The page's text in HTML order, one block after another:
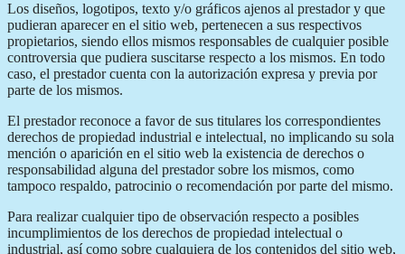
Los diseños, logotipos, texto y/o gráficos ajenos al prestador y que
pudieran aparecer en el sitio web, pertenecen a sus respectivos
propietarios, siendo ellos mismos responsables de cualquier posible
controversia que pudiera suscitarse respecto a los mismos. En todo
caso, el prestador cuenta con la autorización expresa y previa por
parte de los mismos.
El prestador reconoce a favor de sus titulares los correspondientes
derechos de propiedad industrial e intelectual, no implicando su sola
mención o aparición en el sitio web la existencia de derechos o
responsabilidad alguna del prestador sobre los mismos, como
tampoco respaldo, patrocinio o recomendación por parte del mismo.
Para realizar cualquier tipo de observación respecto a posibles
incumplimientos de los derechos de propiedad intelectual o
industrial, así como sobre cualquiera de los contenidos del sitio web,